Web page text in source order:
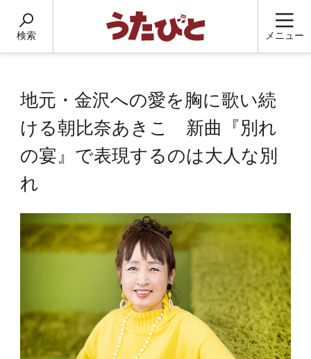
検索 メニュー
地元・金沢への愛を胸に歌い続
ける朝比奈あきこ 新曲『別れ
の宴』で表現するのは大人な別
れ